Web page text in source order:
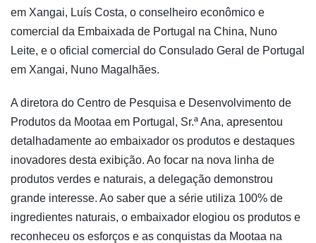
em Xangai, Luís Costa, o conselheiro econômico e
comercial da Embaixada de Portugal na China, Nuno
Leite, e o oficial comercial do Consulado Geral de Portugal
em Xangai, Nuno Magalhães.
A diretora do Centro de Pesquisa e Desenvolvimento de
Produtos da Mootaa em Portugal, Sr.ª Ana, apresentou
detalhadamente ao embaixador os produtos e destaques
inovadores desta exibição. Ao focar na nova linha de
produtos verdes e naturais, a delegação demonstrou
grande interesse. Ao saber que a série utiliza 100% de
ingredientes naturais, o embaixador elogiou os produtos e
reconheceu os esforços e as conquistas da Mootaa na